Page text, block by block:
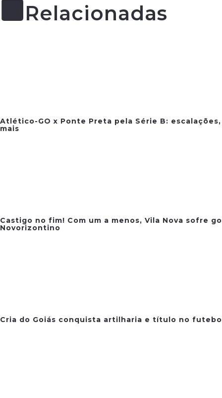
Relacionadas
Atlético-GO x Ponte Preta pela Série B:
mais
Castigo no fim! Com um a menos, Vila Nova sofre
Novorizontino
Cria do Goiás conquista artilharia e título no